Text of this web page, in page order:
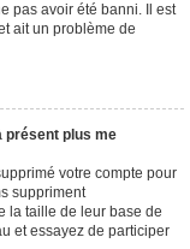
pas avoir été banni. Il est
ait un problème de
présent plus me
votre compte pour
suppriment
la taille de leur base de
et essayez de participer